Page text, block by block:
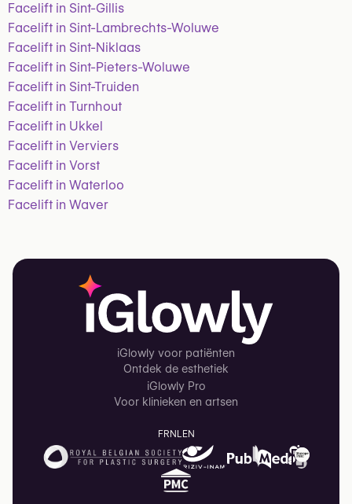
Facelift in Sint-Gillis
Facelift in Sint-Lambrechts-Woluwe
Facelift in Sint-Niklaas
Facelift in Sint-Pieters-Woluwe
Facelift in Sint-Truiden
Facelift in Turnhout
Facelift in Ukkel
Facelift in Verviers
Facelift in Vorst
Facelift in Waterloo
Facelift in Waver
iGlowly voor patiënten
Ontdek de esthetiek
iGlowly Pro
Voor klinieken en artsen
FRNLEN